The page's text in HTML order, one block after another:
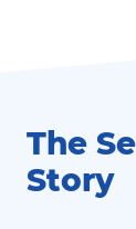
The
Story